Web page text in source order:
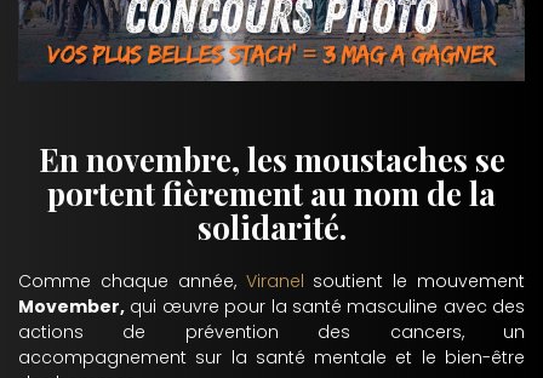
En novembre, les moustaches se
portent fièrement au nom de la
solidarité.
Comme chaque année, Viranel soutient le mouvement
Movember, qui œuvre pour la santé masculine avec des
actions de prévention des cancers, un
accompagnement sur la santé mentale et le bien-être